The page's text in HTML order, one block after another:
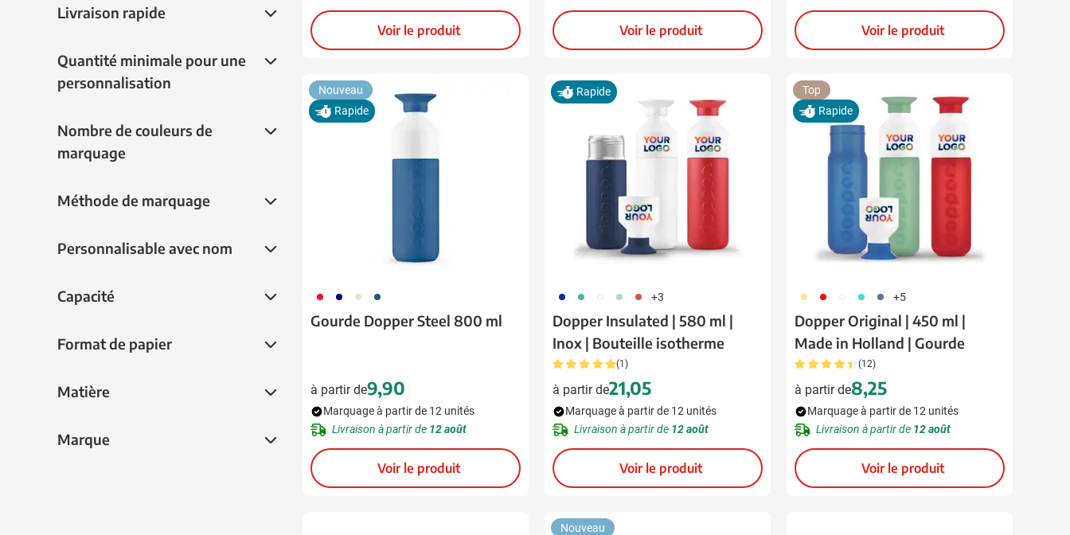
pourpre(5)
rouge (15)
Livraison rapide
Livraison rapide
Quantité minimale pour une personnalisation
Quantité minimale pour une
personnalisation
Nombre de couleurs de marquage
Nombre de couleurs de
marquage
Méthode de marquage
Méthode de marquage
Personnalisable avec nom
Personnalisable avec nom
Capacité
Capacité
Format de papier
Format de papier
Matière
Matière
Marque
Marque
Voir le produit Voir le produit Voir le produit
909 538 912 470
Gourde Dopper Steel 800 ml
à partir de9,90
Nouveau
Rapide
Marquage à partir de 12 unités
Livraison à partir de 12 août
Voir le produit
773 886 721 887 888 +3
Dopper Insulated | 580 ml |
Inox | Bouteille isotherme
(1)
à partir de21,05
Rapide
Marquage à partir de 12 unités
Livraison à partir de 12 août
Voir le produit
694 696 697 852 698 +5
Dopper Original | 450 ml |
Made in Holland | Gourde
(12)
à partir de8,25
Top
Rapide
Marquage à partir de 12 unités
Livraison à partir de 12 août
Voir le produit
Nouveau